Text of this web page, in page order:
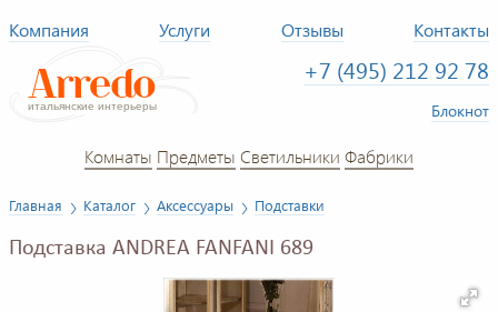
Компания Услуги Отзывы Контакты
+7 (495) 212 92 78
Блокнот
Комнаты Предметы Светильники Фабрики
Главная Каталог Аксессуары Подставки
Подставка ANDREA FANFANI 689